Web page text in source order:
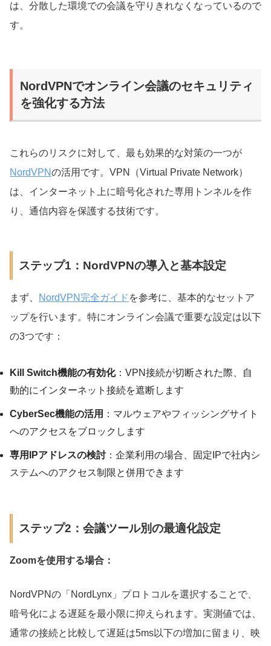
は、分散した環境での会議を守りきれなくなっているので
す。
NordVPNでオンライン会議のセキュリティ
を強化する方法
これらのリスクに対して、最も効果的な対策の一つが
NordVPNの活用です。VPN（Virtual Private Network）
は、インターネット上に暗号化された専用トンネルを作
り、通信内容を保護する技術です。
ステップ1：NordVPNの導入と基本設定
まず、 NordVPN完全ガイド を参考に、基本的なセットア
ップを行います。特にオンライン会議で重要な設定は以下
の3つです：
Kill Switch機能の有効化：VPN接続が切断された際、自
動的にインターネット接続を遮断します
CyberSec機能の活用 ：マルウェアやフィッシングサイト
へのアクセスをブロックします
専用IPアドレスの検討：企業利用の場合、固定IPで社内シ
ステムへのアクセス制限と併用できます
ステップ2：会議ツール別の最適化設定
Zoomを使用する場合：
NordVPNの「NordLynx」プロトコルを選択することで、
暗号化による遅延を最小限に抑えられます。実測値では、
通常の接続と比較して遅延は5ms以下の増加に留まり、映